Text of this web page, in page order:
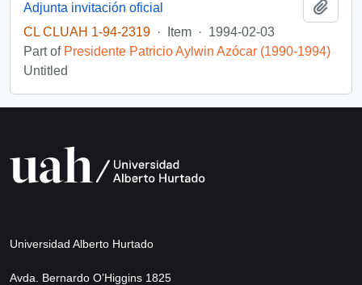
Adjunta invitación oficial
CL CLUAH 1-94-2319 · Item · 1994-02-03
Part of Presidente Patricio Aylwin Azócar (1990-1994)
Untitled
Universidad Alberto Hurtado
Avda. Bernardo O’Higgins 1825